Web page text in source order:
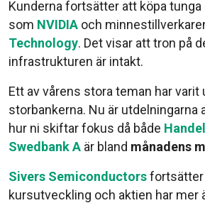
Kunderna fortsätter att köpa tunga
som NVIDIA och
Technology. Det visar att tron på
infrastrukturen är intakt.
Ett av vårens stora teman har
storbankerna. Nu är utdelningarna
hur ni skiftar fokus då både
Swedbank A är bland månadens
Sivers Semiconductorsfortsätter
kursutveckling och aktien har mer